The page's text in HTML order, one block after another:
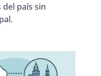
país sin